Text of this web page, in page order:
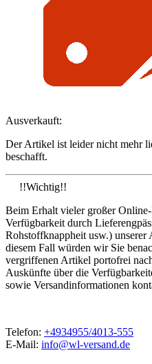
Ausverkauft:
Der Artikel ist leider nicht mehr
beschafft.
!!Wichtig!!
Beim Erhalt vieler großer
Verfügbarkeit durch
Rohstoffknappheit usw.)
diesem Fall würden wir Sie
vergriffenen Artikel portofrei
Auskünfte über die
sowie Versandinformationen
Telefon: +4934955/4013-555
E-Mail: info@wl-versand.de